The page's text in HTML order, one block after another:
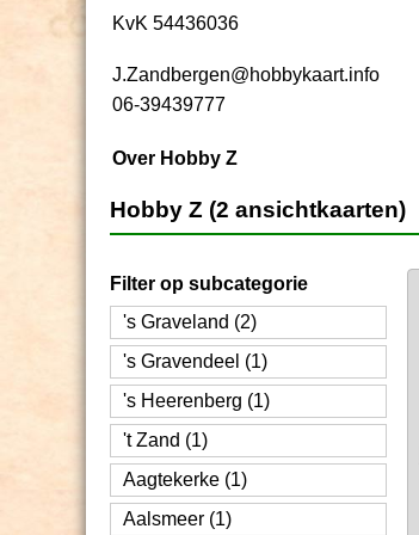
KvK 54436036
J.Zandbergen@hobbykaart.info
06-39439777
Over Hobby Z
Hobby Z (2 ansichtkaarten)
Filter op subcategorie
's Graveland (2)
's Gravendeel (1)
's Heerenberg (1)
't Zand (1)
Aagtekerke (1)
Aalsmeer (1)